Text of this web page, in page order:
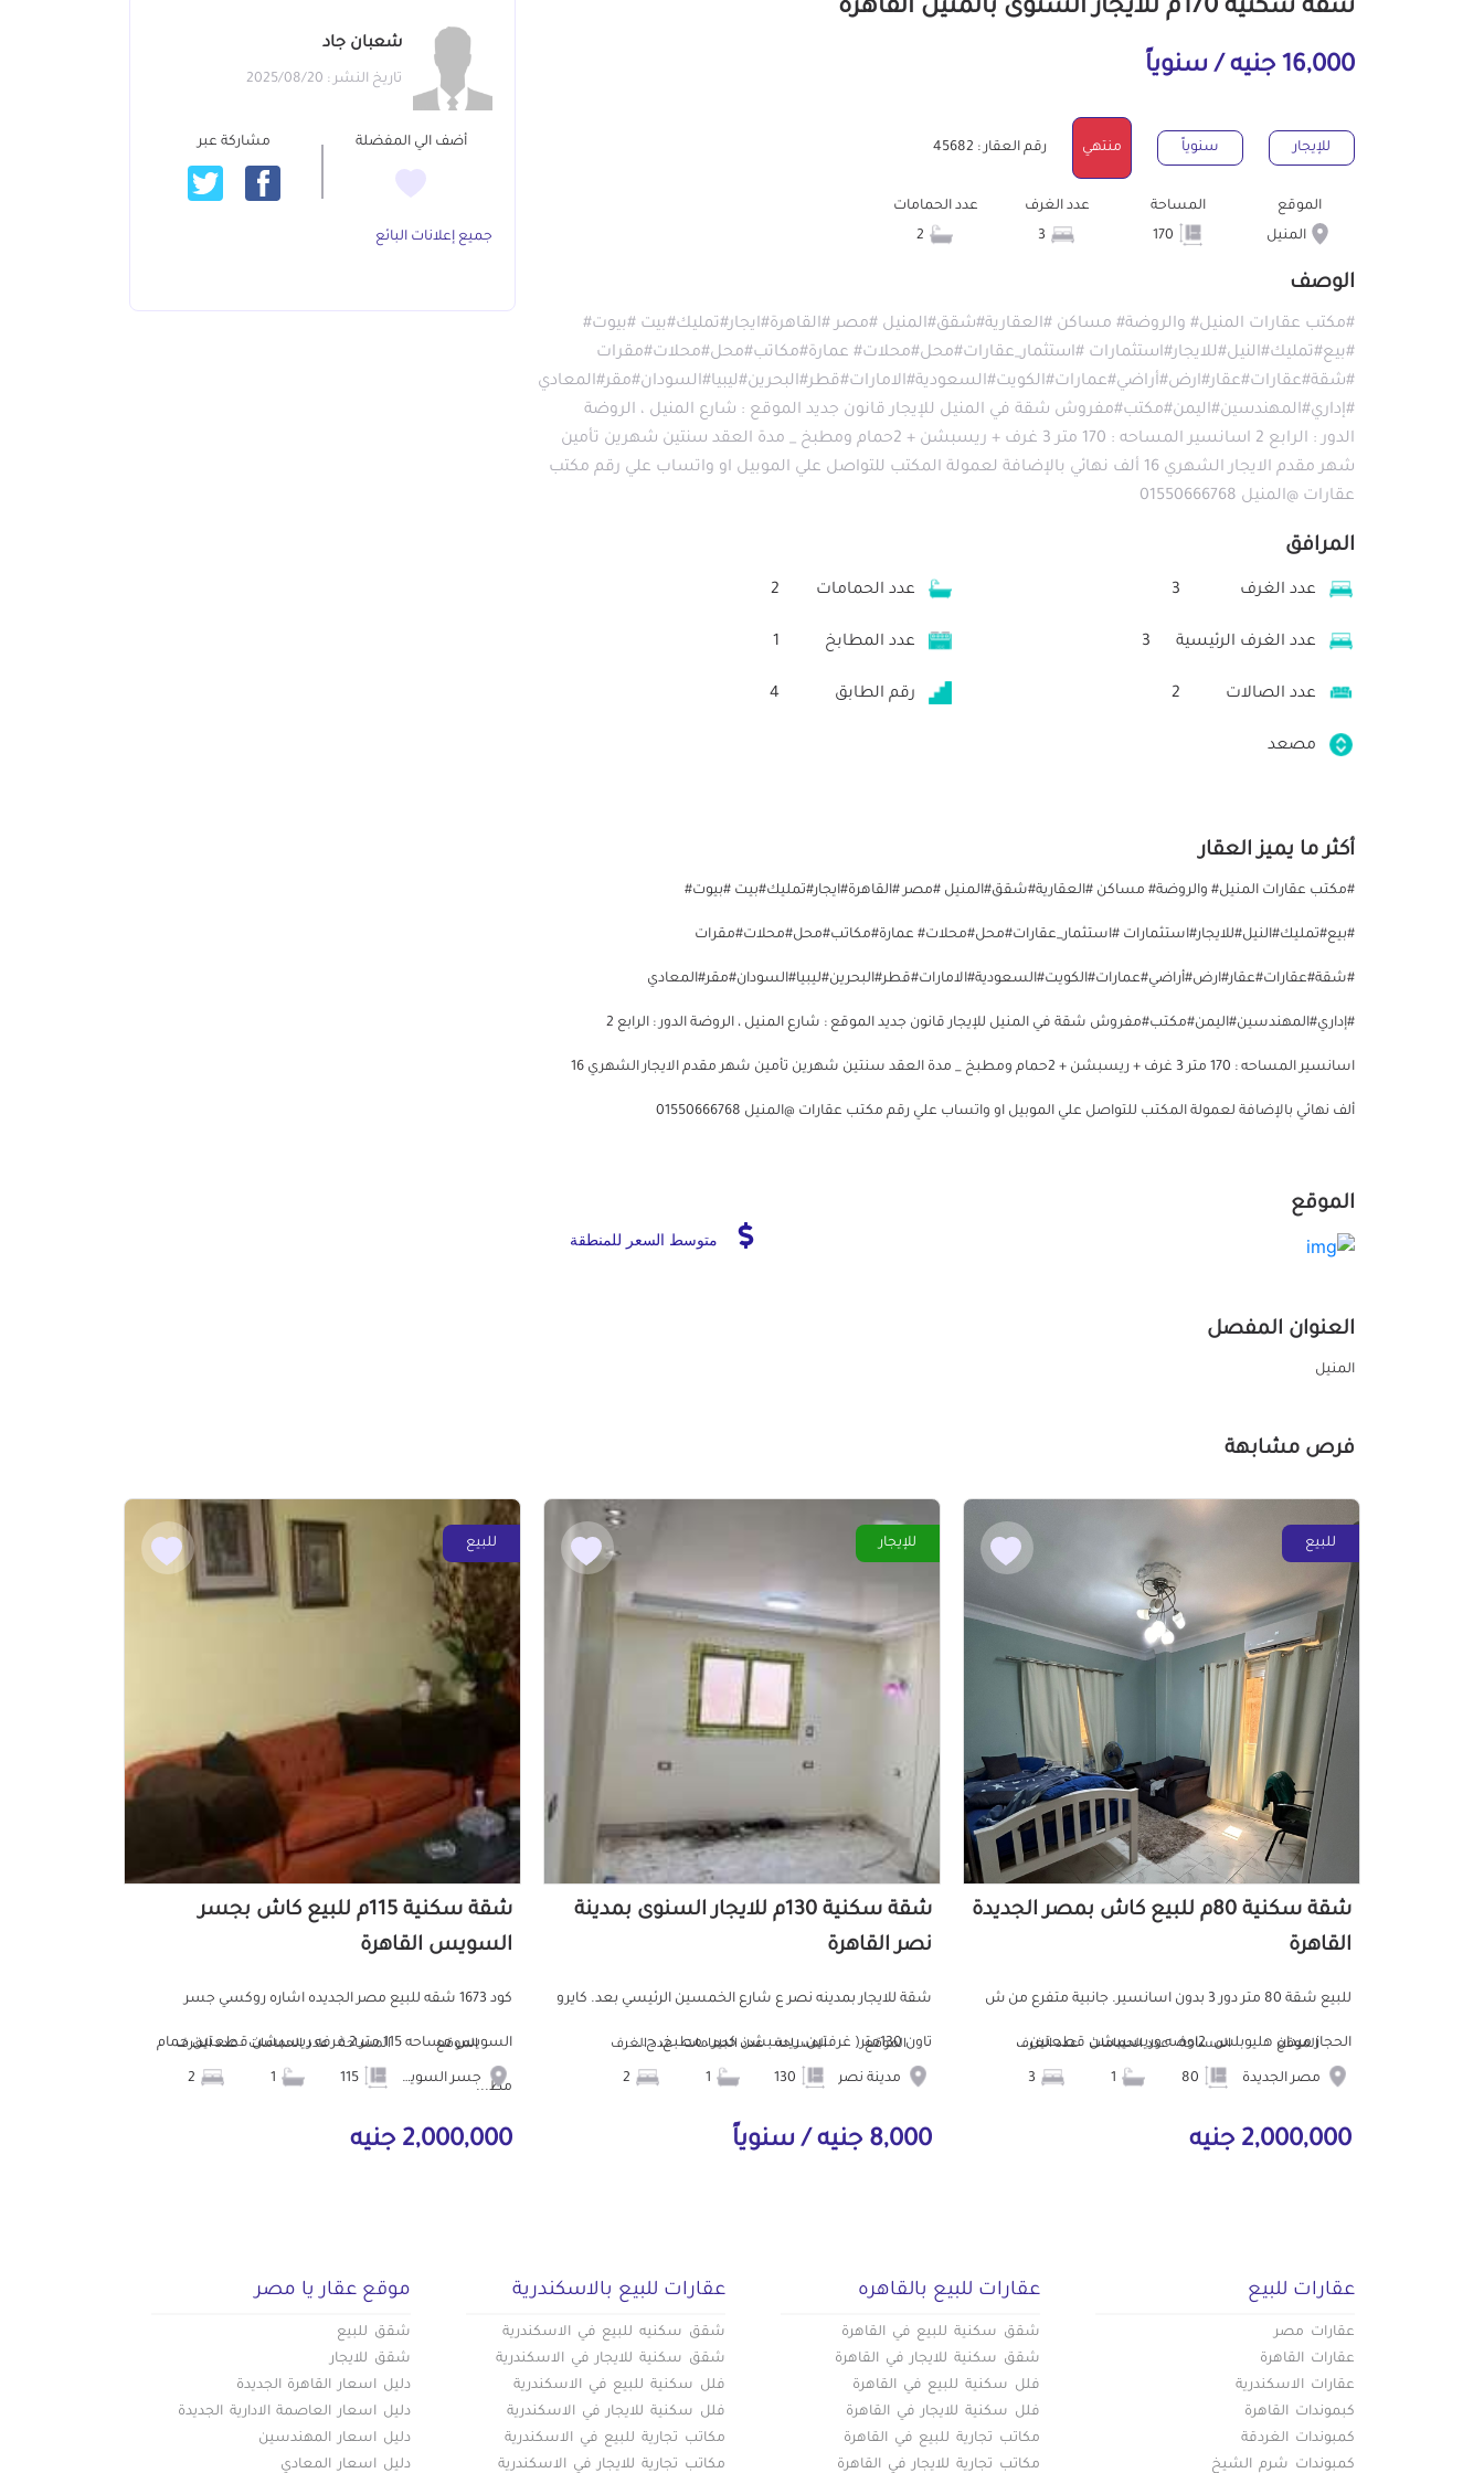
شقة سكنية 170م للايجار السنوى بالمنيل القاهرة
16,000 جنيه / سنوياً
للإيجار سنوياً منتهي رقم العقار : 45682
الموقع
المنيل
المساحة
عدد الغرف
عدد الحمامات
الوصف
#مكتب عقارات المنيل# والروضة# مساكن #العقارية#شقق#المنيل #مصر #القاهرة#ايجار#تمليك#بيت #بيوت#
#بيع#تمليك#النيل#للايجار#استثمارات #استثمار_عقارات#محل#محلات# عمارة#مكاتب#محل#محلات#مقرات
#شقة#عقارات#عقار#ارض#أراضي#عمارات#الكويت#السعودية#الامارات#قطر#البحرين#ليبيا#السودان#مقر#المعادي
#إداري#المهندسين#اليمن#مكتب#مفروش شقة في المنيل للإيجار قانون جديد الموقع : شارع المنيل ، الروضة
الدور : الرابع 2 اسانسير المساحه : 170 متر 3 غرف + ريسبشن + 2حمام ومطبخ _ مدة العقد سنتين شهرين تأمين
شهر مقدم الايجار الشهري 16 ألف نهائي بالإضافة لعمولة المكتب للتواصل علي الموبيل او واتساب علي رقم مكتب
عقارات @المنيل 01550666768
المرافق
عدد الغرف 3 عدد الحمامات 2
عدد الغرف الرئيسية 3 عدد المطابخ 1
عدد الصالات 2 رقم الطابق 4
مصعد
أكثر ما يميز العقار
#مكتب عقارات المنيل# والروضة# مساكن #العقارية#شقق#المنيل #مصر #القاهرة#ايجار#تمليك#بيت #بيوت#
#بيع#تمليك#النيل#للايجار#استثمارات #استثمار_عقارات#محل#محلات# عمارة#مكاتب#محل#محلات#مقرات
#شقة#عقارات#عقار#ارض#أراضي#عمارات#الكويت#السعودية#الامارات#قطر#البحرين#ليبيا#السودان#مقر#المعادي
#إداري#المهندسين#اليمن#مكتب#مفروش شقة في المنيل للإيجار قانون جديد الموقع : شارع المنيل ، الروضة الدور : الرابع 2
اسانسير المساحه : 170 متر 3 غرف + ريسبشن + 2حمام ومطبخ _ مدة العقد سنتين شهرين تأمين شهر مقدم الايجار الشهري 16
ألف نهائي بالإضافة لعمولة المكتب للتواصل علي الموبيل او واتساب علي رقم مكتب عقارات @المنيل 01550666768
الموقع
متوسط السعر للمنطقة
العنوان المفصل
المنيل
شعبان جاد
تاريخ النشر : 2025/08/20
أضف الي المفضلة مشاركة عبر
جميع إعلانات البائع
فرص مشابهة
للبيع
شقة سكنية 80م للبيع كاش بمصر الجديدة
القاهرة
للبيع شقة 80 متر دور 3 بدون اسانسير. جانبية متفرع من ش
الحجاز ميدان هليوبلس. 2اوضه وريسيبشن قطعتين...
الموقع
مصر الجديدة
المساحة عدد الحمامات عدد الغرف
2,000,000 جنيه
للإيجار
شقة سكنية 130م للايجار السنوى بمدينة
نصر القاهرة
شقة للايجار بمدينه نصر ع شارع الخمسين الرئيسي بعد. كايرو
تاون 130متر( غرفتين، ريسبشن كبير ، مطبخ، ح...الموقع
مدينة نصر
المساحة عدد الحمامات عدد الغرف
8,000 جنيه / سنوياً
للبيع
شقة سكنية 115م للبيع كاش بجسر
السويس القاهرة
كود 1673 شقه للبيع مصر الجديده اشاره روكسي جسر
السويس مساحه 115 متر 2 غرفه ريسبشن قطعتين حمام
مط...
الموقع
جسر السويس
المساحة عدد الحمامات عدد الغرف
2,000,000 جنيه
عقارات للبيع
عقارات مصر
عقارات القاهرة
عقارات الاسكندرية
كبموندات القاهرة
كمبوندات الغردقة
كمبوندات شرم الشيخ
عقارات للبيع بالقاهره
شقق سكنية للبيع في القاهرة
شقق سكنية للايجار في القاهرة
فلل سكنية للبيع في القاهرة
فلل سكنية للايجار في القاهرة
مكاتب تجارية للبيع في القاهرة
مكاتب تجارية للايجار في القاهرة
عقارات للبيع بالاسكندرية
شقق سكنيه للبيع في الاسكندرية
شقق سكنية للايجار في الاسكندرية
فلل سكنية للبيع في الاسكندرية
فلل سكنية للايجار في الاسكندرية
مكاتب تجارية للبيع في الاسكندرية
مكاتب تجارية للايجار في الاسكندرية
موقع عقار يا مصر
شقق للبيع
شقق للايجار
دليل اسعار القاهرة الجديدة
دليل اسعار العاصمة الادارية الجديدة
دليل اسعار المهندسين
دليل اسعار المعادي